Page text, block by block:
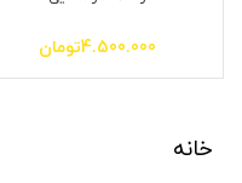
تومان4.500.000
خانه